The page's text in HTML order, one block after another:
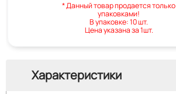
* Данный товар продается только
упаковками!
В упаковке: 10 шт.
Цена указана за 1шт.
Характеристики